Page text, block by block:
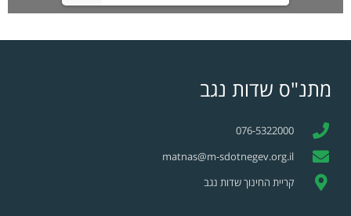
מתנ"ס שדות נגב
076-5322000
matnas@m-sdotnegev.org.il
קריית החינוך שדות נגב